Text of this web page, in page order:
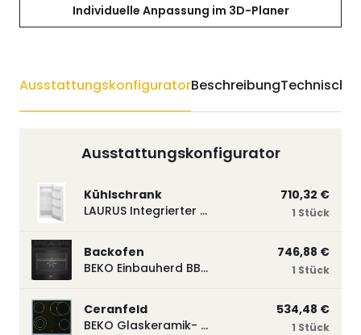
Individuelle Anpassung im 3D-Planer
AusstattungskonfiguratorBeschreibungTechnische
Ausstattungskonfigurator
Kühlschrank
LAURUS Integrierter Kühlautomat LKG122E LKG122E
710,32 €
1 Stück
Backofen
BEKO Einbauherd BBUM113N2B mit Hydrolyse, Schwarz BBUM113N2B
746,88 €
1 Stück
Ceranfeld
BEKO Glaskeramik- Strahlungskochfeld EH 9641 XHN, herdgebunden EH9641XHN
534,48 €
1 Stück